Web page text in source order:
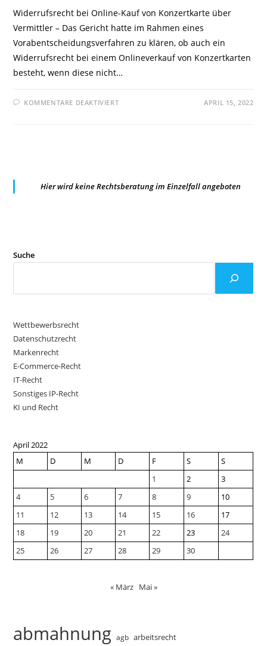
Widerrufsrecht bei Online-Kauf von Konzertkarte über
Vermittler – Das Gericht hatte im Rahmen eines
Vorabentscheidungsverfahren zu klären, ob auch ein
Widerrufsrecht bei einem Onlineverkauf von Konzertkarten
besteht, wenn diese nicht…
KOMMENTARE DEAKTIVIERTFÜR APRIL 15, 2022
Hier wird keine Rechtsberatung im Einzelfall angeboten
Suche
Wettbewerbsrecht
Datenschutzrecht
Markenrecht
E-Commerce-Recht
IT-Recht
Sonstiges IP-Recht
KI und Recht
April 2022
M
D M D F S
S
1
2
3
4
5 6 7 8 9
10
11
12 13 14 15 16
17
18
19 20 21 22 23
24
25
26 27 28 29 30
« März Mai »
abmahnung agb arbeitsrecht